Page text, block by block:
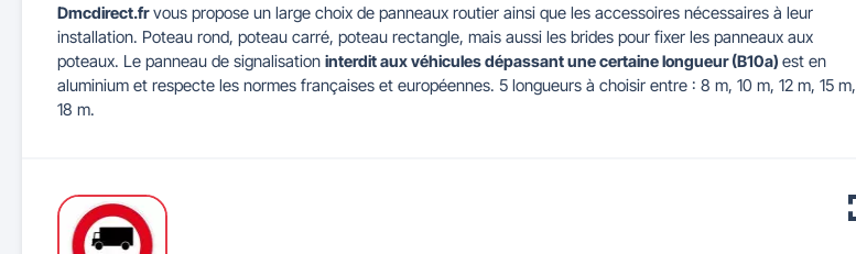
Cendriers urbains
Maitrise d'accès et parking Barrières de ville
Séparateurs de voie Industrie & Travaux Publics
Illuminations de Noël
Mobilier de bureau
Tableaux d'école Mobilier pour crèches & maternelles
Dmcdirect.frvous propose un large choix de panneaux routier ainsi que les accessoires nécessaires à leur
installation. Poteau rond, poteau carré, poteau rectangle, mais aussi les brides pour fixer les panneaux aux
poteaux. Le panneau de signalisation interdit aux véhicules dépassant une certaine longueur (B10a) est en
aluminium et respecte les normes françaises et européennes. 5 longueurs à choisir entre : 8 m, 10 m, 12 m, 15 m,
18 m.